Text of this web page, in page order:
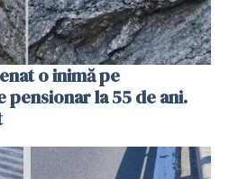
o inimă pe
pensionar la 55 de ani.